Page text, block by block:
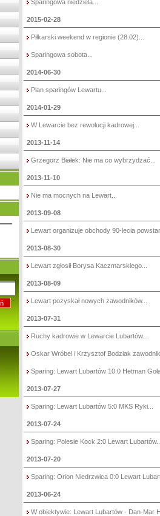
Sparingowa niedziela...
2015-02-28
Piłkarski weekend w regionie (28.02)...
Sparingowa sobota...
2014-06-30
Plan sparingów Lewartu...
2014-01-29
W Lewarcie bez rewolucji kadrowej...
2013-11-14
Grzegorz Białek: Nie ma co wybrzydzać...
2013-11-10
Nie ma mocnych na Lewart...
2013-09-08
Lewart organizuje obchody 90-lecia
2013-08-30
Lewart zgłosił Borysa Kaczmarskiego...
2013-08-09
Lewart pozyskał nowych zawodników...
2013-07-31
Ruchy kadrowie w Lewarcie Lubartów...
Oskar Wróbel i Krzysztof Bodziak
Sparing: Lewart Lubartów 10:0 Hetman
2013-07-27
Sparing: Lewart Lubartów 5:0 MKS Ryki...
2013-07-24
Sparing: Polesie Kock 2:0 Lewart
2013-07-20
Sparing: Orion Niedrzwica 0:0 Lewart
2013-06-24
W obiektywie: Lewart Lubartów - Dan-Mar